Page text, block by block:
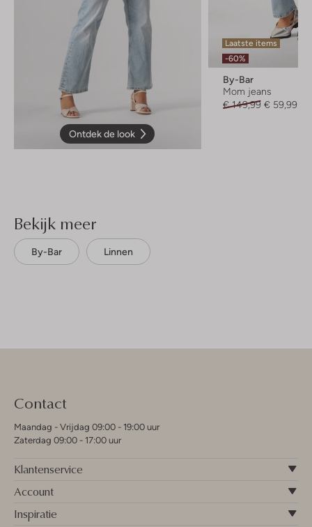
Ontdek de look
Laatste items
-60%
By-Bar
Mom jeans
€ 149,99 € 59,99
Bekijk meer
By-Bar Linnen
Contact
Maandag - Vrijdag 09:00 - 19:00 uur
Zaterdag 09:00 - 17:00 uur
Klantenservice
Account
Inspiratie